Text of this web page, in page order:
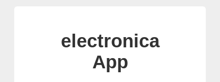
electronica
App